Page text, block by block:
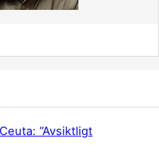
”Avsiktligt